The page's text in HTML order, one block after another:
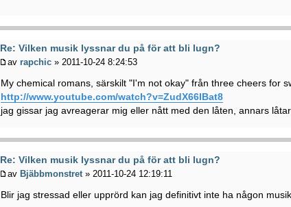
Re: Vilken musik lyssnar du på för att bli lugn?
avrapchic » 2011-10-24 8:24:53
My chemical romans, särskilt "I'm not okay" från three cheers for
http://www.youtube.com/watch?v=ZudX66IBat8
jag gissar jag avreagerar mig eller nått med den låten, annars
Re: Vilken musik lyssnar du på för att bli lugn?
av Bjäbbmonstret » 2011-10-24 12:19:11
Blir jag stressad eller upprörd kan jag definitivt inte ha någon